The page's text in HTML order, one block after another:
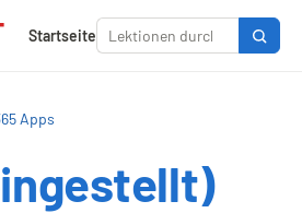
Startseite
Apps